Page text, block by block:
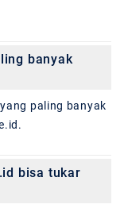
banyak
paling banyak
bisa tukar